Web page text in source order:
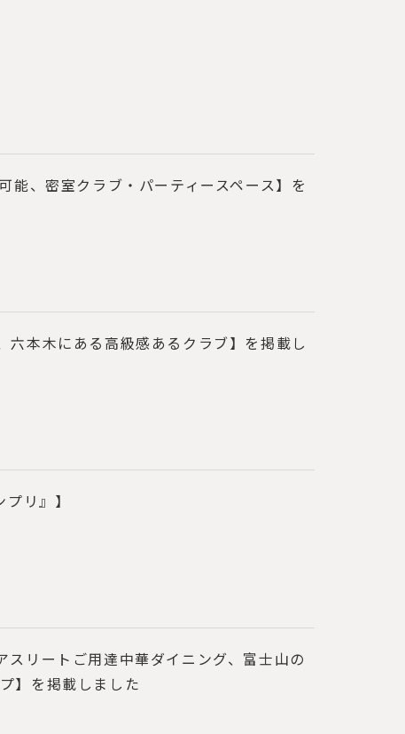
能、密室クラブ・パーティースペース】を
本木にある高級感あるクラブ】を掲載し
リ』】
リートご用達中華ダイニング、富士山の
】を掲載しました